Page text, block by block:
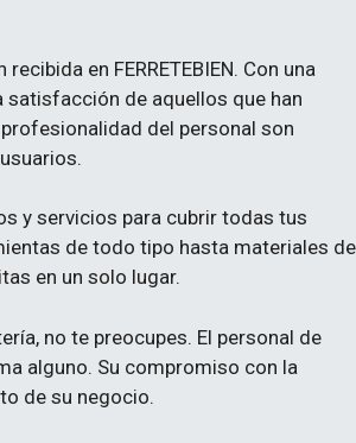
en FERRETEBIEN. Con una
de aquellos que han
del personal son
y servicios para cubrir todas tus
de todo tipo hasta materiales de
en un solo lugar.
no te preocupes. El personal de
alguno. Su compromiso con la
de su negocio.